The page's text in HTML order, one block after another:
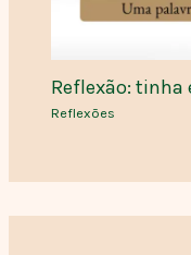
Reflexão: tinha
Reflexões